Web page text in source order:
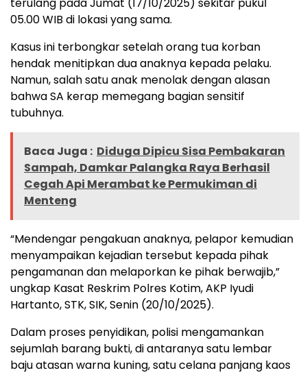
terulang pada Jumat (17/10/2025) sekitar pukul
05.00 WIB di lokasi yang sama.
Kasus ini terbongkar setelah orang tua korban
hendak menitipkan dua anaknya kepada pelaku.
Namun, salah satu anak menolak dengan alasan
bahwa SA kerap memegang bagian sensitif
tubuhnya.
Baca Juga : Diduga Dipicu Sisa Pembakaran
Sampah, Damkar Palangka Raya Berhasil
Cegah Api Merambat ke Permukiman di
Menteng
“Mendengar pengakuan anaknya, pelapor kemudian
menyampaikan kejadian tersebut kepada pihak
pengamanan dan melaporkan ke pihak berwajib,”
ungkap Kasat Reskrim Polres Kotim, AKP Iyudi
Hartanto, STK, SIK, Senin (20/10/2025).
Dalam proses penyidikan, polisi mengamankan
sejumlah barang bukti, di antaranya satu lembar
baju atasan warna kuning, satu celana panjang kaos